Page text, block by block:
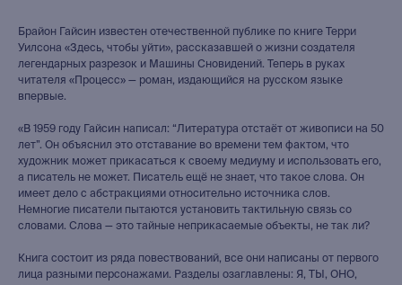
Брайон Гайсин известен отечественной публике по книге Терри
Уилсона «Здесь, чтобы уйти», рассказавшей о жизни создателя
легендарных разрезок и Машины Сновидений. Теперь в руках
читателя «Процесс» — роман, издающийся на русском языке
впервые.
«В 1959 году Гайсин написал: “Литература отстаёт от живописи на 50
лет”. Он объяснил это отставание во времени тем фактом, что
художник может прикасаться к своему медиуму и использовать его,
а писатель не может. Писатель ещё не знает, что такое слова. Он
имеет дело с абстракциями относительно источника слов.
Немногие писатели пытаются установить тактильную связь со
словами. Слова — это тайные неприкасаемые объекты, не так ли?
Книга состоит из ряда повествований, все они написаны от первого
лица разными персонажами. Разделы озаглавлены: Я, ТЫ, ОНО,